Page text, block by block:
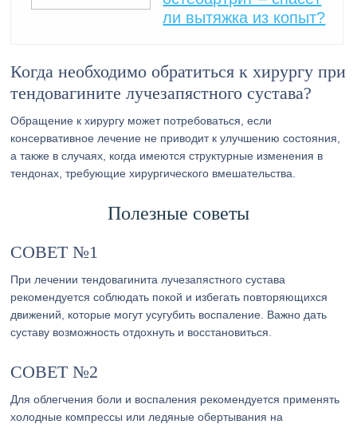
ли вытяжка из копыт?
Когда необходимо обратиться к хирургу при
тендовагините лучезапястного сустава?
Обращение к хирургу может потребоваться, если
консервативное лечение не приводит к улучшению состояния,
а также в случаях, когда имеются структурные изменения в
тендонах, требующие хирургического вмешательства.
Полезные советы
СОВЕТ №1
При лечении тендовагинита лучезапястного сустава
рекомендуется соблюдать покой и избегать повторяющихся
движений, которые могут усугубить воспаление. Важно дать
суставу возможность отдохнуть и восстановиться.
СОВЕТ №2
Для облегчения боли и воспаления рекомендуется применять
холодные компрессы или ледяные обертывания на